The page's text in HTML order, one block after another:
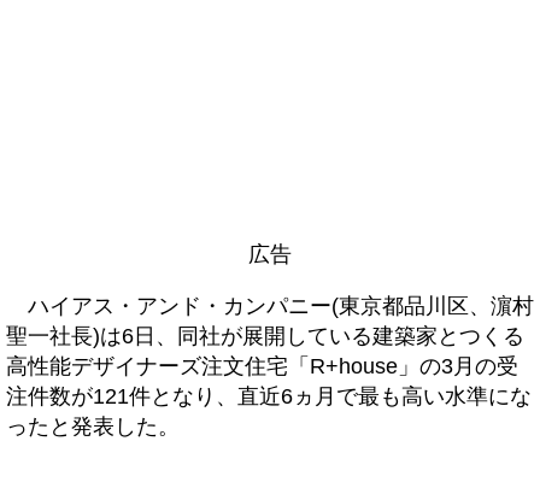
広告
ハイアス・アンド・カンパニー(東京都品川区、濵村
聖一社長)は6日、同社が展開している建築家とつくる
高性能デザイナーズ注文住宅「R+house」の3月の受
注件数が121件となり、直近6ヵ月で最も高い水準にな
ったと発表した。